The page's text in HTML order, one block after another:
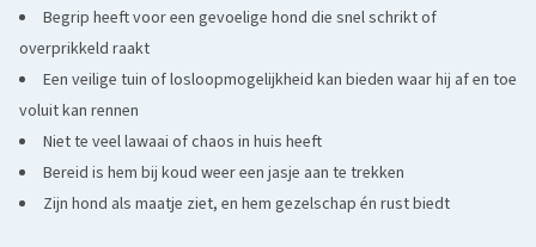
Begrip heeft voor een gevoelige hond die snel schrikt of
overprikkeld raakt
Een veilige tuin of losloopmogelijkheid kan bieden waar hij af en toe
voluit kan rennen
Niet te veel lawaai of chaos in huis heeft
Bereid is hem bij koud weer een jasje aan te trekken
Zijn hond als maatje ziet, en hem gezelschap én rust biedt